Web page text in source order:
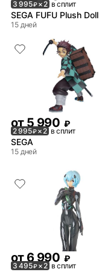
3 995₽× 2 в сплит
SEGA FUFU Plush Doll
15 дней
от 5 990 ₽
2 995₽× 2 в сплит
SEGA
15 дней
от6 990 ₽
3 495₽× 2 в сплит